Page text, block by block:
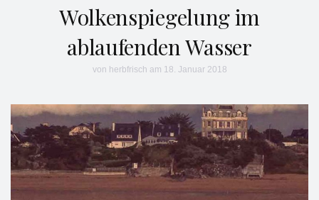
Wolkenspiegelung im
ablaufenden Wasser
von herbfrisch am 18. Januar 2018